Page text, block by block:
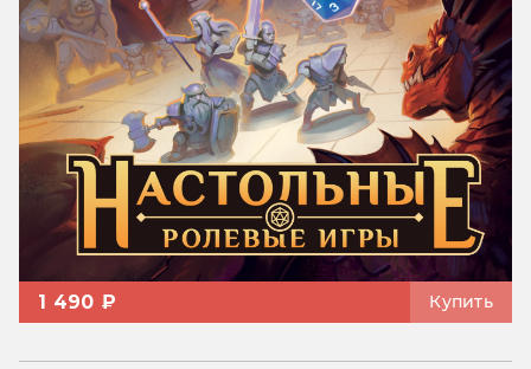
1 490 ₽ Купить